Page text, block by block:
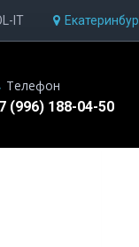
IT
Телефон
(996) 188-04-50